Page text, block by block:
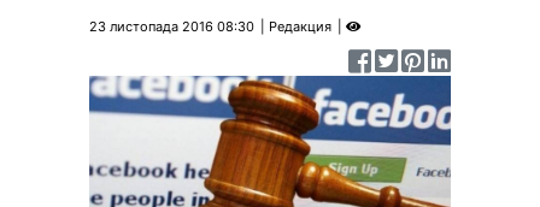
23 листопада 2016 08:30 Редакция